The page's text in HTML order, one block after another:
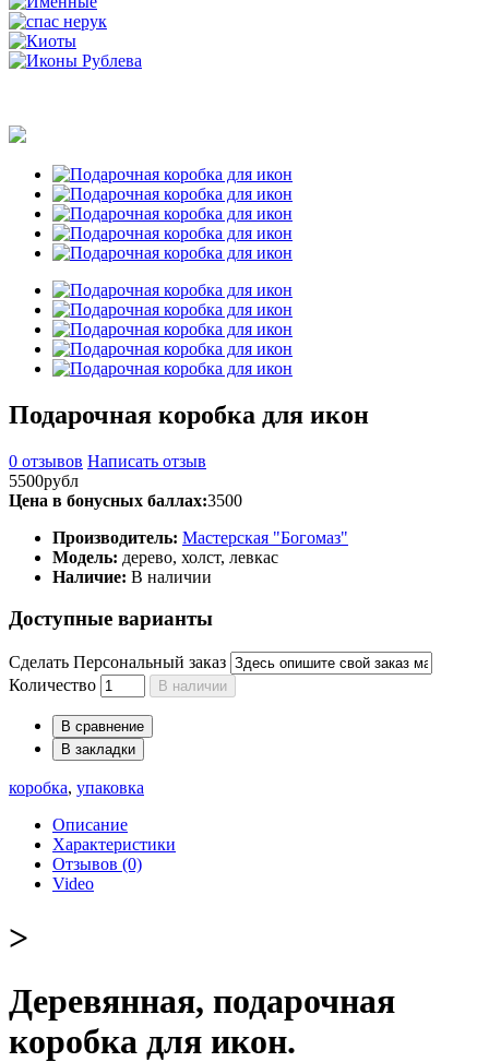
Подарочная коробка для икон
0 отзывов Написать отзыв
5500рубл
Цена в бонусных баллах:3500
Производитель: Мастерская "Богомаз"
Модель: дерево, холст, левкас
Наличие: В наличии
Доступные варианты
Сделать Персональный заказ
Количество
В наличии
В сравнение
В закладки
коробка, упаковка
Описание
Характеристики
Отзывов (0)
Video
>
Деревянная, подарочная
коробка для икон.